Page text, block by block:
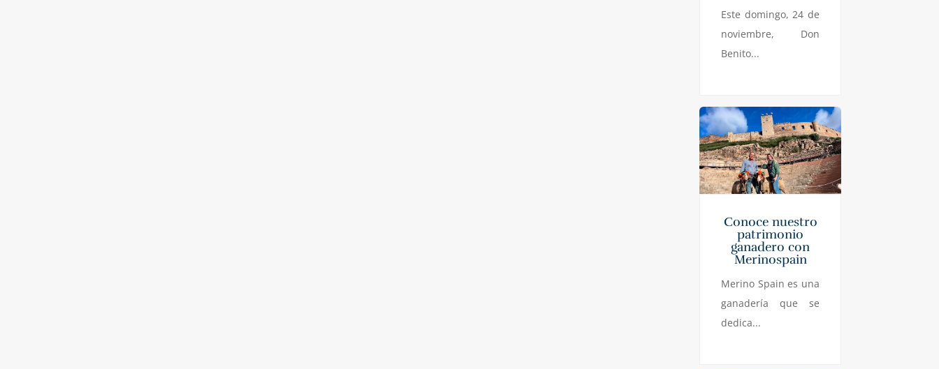
Este domingo, 24 de
noviembre, Don
Benito...
Conoce nuestro
patrimonio
ganadero con
Merinospain
Merino Spain es una
ganadería que se
dedica...